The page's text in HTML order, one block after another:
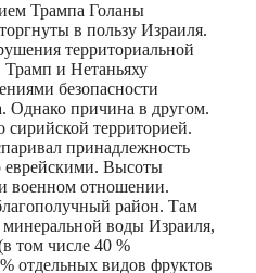
Трампа Голаны
в пользу Израиля.
территориальной
Трамп и Нетаньяху
безопасности
Однако причина в другом.
сирийской территорией.
принадлежность
еврейскими. Высоты
военном отношении.
район. Там
минеральной воды Израиля,
том числе 40 %
отдельных видов фруктов